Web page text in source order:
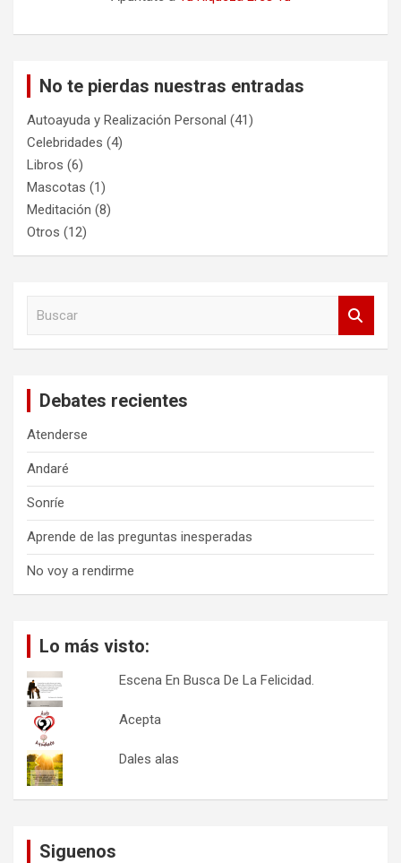
No te pierdas nuestras entradas
Autoayuda y Realización Personal (41)
Celebridades (4)
Libros (6)
Mascotas (1)
Meditación (8)
Otros (12)
Debates recientes
Atenderse
Andaré
Sonríe
Aprende de las preguntas inesperadas
No voy a rendirme
Lo más visto:
Escena En Busca De La Felicidad.
Acepta
Dales alas
Siguenos